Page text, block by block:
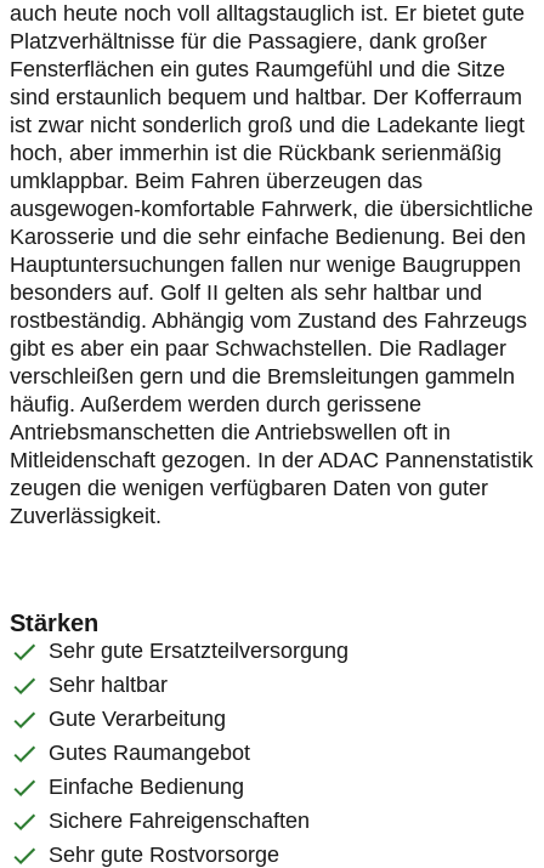
auch heute noch voll alltagstauglich ist. Er bietet gute
Platzverhältnisse für die Passagiere, dank großer
Fensterflächen ein gutes Raumgefühl und die Sitze
sind erstaunlich bequem und haltbar. Der Kofferraum
ist zwar nicht sonderlich groß und die Ladekante liegt
hoch, aber immerhin ist die Rückbank serienmäßig
umklappbar. Beim Fahren überzeugen das
ausgewogen-komfortable Fahrwerk, die übersichtliche
Karosserie und die sehr einfache Bedienung. Bei den
Hauptuntersuchungen fallen nur wenige Baugruppen
besonders auf. Golf II gelten als sehr haltbar und
rostbeständig. Abhängig vom Zustand des Fahrzeugs
gibt es aber ein paar Schwachstellen. Die Radlager
verschleißen gern und die Bremsleitungen gammeln
häufig. Außerdem werden durch gerissene
Antriebsmanschetten die Antriebswellen oft in
Mitleidenschaft gezogen. In der ADAC Pannenstatistik
zeugen die wenigen verfügbaren Daten von guter
Zuverlässigkeit.
Stärken
Sehr gute Ersatzteilversorgung
Sehr haltbar
Gute Verarbeitung
Gutes Raumangebot
Einfache Bedienung
Sichere Fahreigenschaften
Sehr gute Rostvorsorge